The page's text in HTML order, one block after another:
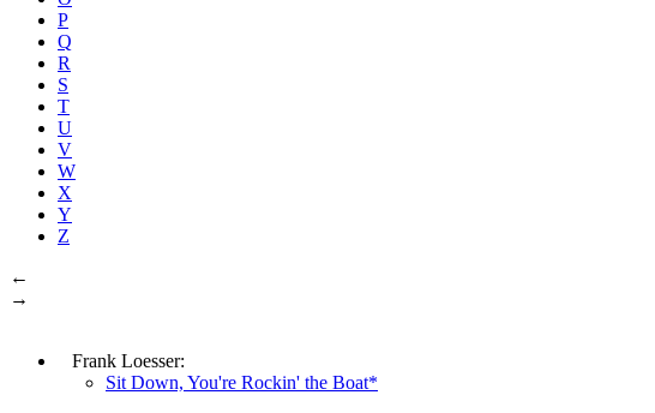
P
Q
R
S
T
U
V
W
X
Y
Z
←
→
Frank Loesser:
Sit Down, You're Rockin' the Boat*